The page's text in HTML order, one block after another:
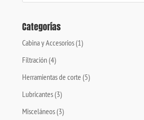
Categorías
Cabina y Accesorios(1)
Filtración(4)
Herramientas de corte (5)
Lubricantes(3)
Misceláneos(3)